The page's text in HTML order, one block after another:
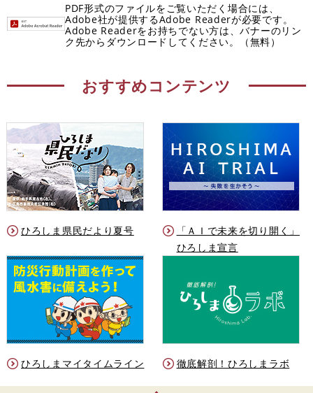
PDF形式のファイルをご覧いただく場合には、
Adobe社が提供するAdobe Readerが必要です。
Adobe Readerをお持ちでない方は、バナーのリン
ク先からダウンロードしてください。（無料）
おすすめコンテンツ
ひろしま県民だより夏号
「ＡＩで未来を切り開く」
ひろしま宣言
ひろしまマイタイムライン 徹底解剖！ひろしまラボ